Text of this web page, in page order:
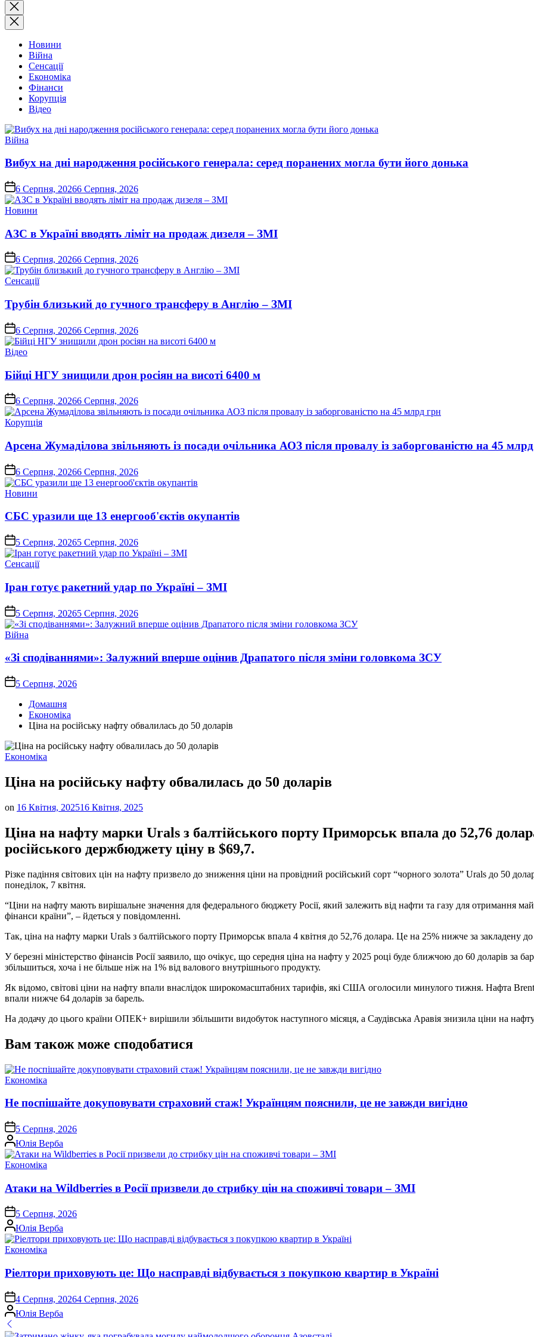
Закрити
пошук
Новини
Війна
Сенсації
Економіка
Фінанси
Корупція
Відео
Опублікувати
Війна
Вибух на дні народження російського генерала: серед поранених могла бути його донька
on6 Серпня, 20266 Серпня, 2026
Опублікувати
Новини
АЗС в Україні вводять ліміт на продаж дизеля – ЗМІ
on6 Серпня, 20266 Серпня, 2026
Опублікувати
Сенсації
Трубін близький до гучного трансферу в Англію – ЗМІ
on6 Серпня, 20266 Серпня, 2026
Опублікувати
Відео
Бійці НГУ знищили дрон росіян на висоті 6400 м
on6 Серпня, 20266 Серпня, 2026
Опублікувати
Корупція
Арсена Жумаділова звільняють із посади очільника АОЗ після провалу із заборгованістю на 45
on6 Серпня, 20266 Серпня, 2026
Опублікувати
Новини
СБС уразили ще 13 енергооб'єктів окупантів
on 5 Серпня, 20265 Серпня, 2026
Опублікувати
Сенсації
Іран готує ракетний удар по Україні – ЗМІ
on 5 Серпня, 20265 Серпня, 2026
Опублікувати
Війна
«Зі сподіваннями»: Залужний вперше оцінив Драпатого після зміни головкома ЗСУ
on 5 Серпня, 2026
Домашня
Економіка
Ціна на російську нафту обвалилась до 50 доларів
Опублікувати
Економіка
Ціна на російську нафту обвалилась до 50 доларів
on 16 Квітня, 202516 Квітня, 2025
Ціна на нафту марки Urals з балтійського порту Приморськ впала до 52,76
російського держбюджету ціну в $69,7.
Різке падіння світових цін на нафту призвело до зниження ціни на провідний російський сорт “чорного золота” Urals до 50
понеділок, 7 квітня.
“Ціни на нафту мають вирішальне значення для федерального бюджету Росії, який залежить від нафти та газу для отримання
фінанси країни”, – йдеться у повідомленні.
Так, ціна на нафту марки Urals з балтійського порту Приморськ впала 4 квітня до 52,76 долара. Це на 25% нижче за закладену
У березні міністерство фінансів Росії заявило, що очікує, що середня ціна на нафту у 2025 році буде ближчою до 60 доларів за
збільшиться, хоча і не більше ніж на 1% від валового внутрішнього продукту.
Як відомо, світові ціни на нафту впали внаслідок широкомасштабних тарифів, які США оголосили минулого тижня. Нафта
впали нижче 64 доларів за барель.
На додачу до цього країни ОПЕК+ вирішили збільшити видобуток наступного місяця, а Саудівська Аравія знизила ціни на
Вам також може сподобатися
Опублікувати
Економіка
Не поспішайте докуповувати страховий стаж! Українцям пояснили, це не завжди вигідно
on 5 Серпня, 2026
Опубліковано
Юлія Верба
Опублікувати
Економіка
Атаки на Wildberries в Росії призвели до стрибку цін на споживчі товари – ЗМІ
on 5 Серпня, 2026
Опубліковано
Юлія Верба
Опублікувати
Економіка
Ріелтори приховують це: Що насправді відбувається з покупкою квартир в Україні
on4 Серпня, 20264 Серпня, 2026
Опубліковано
Юлія Верба